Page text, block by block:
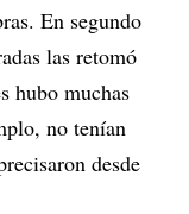
En segundo
las retomó
hubo muchas
no tenían
desde